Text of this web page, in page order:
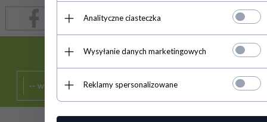
SUBSKRYPCJA
Analityczne ciasteczka
Wysyłanie danych marketingowych
Reklamy spersonalizowane